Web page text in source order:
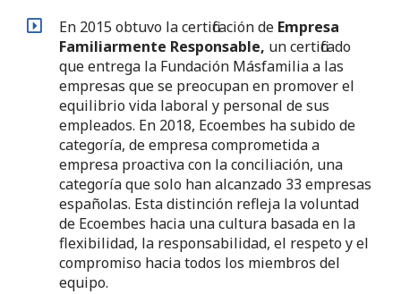
En 2015 obtuvo la certificación de Empresa
Familiarmente Responsable, un certificado
que entrega la Fundación Másfamilia a las
empresas que se preocupan en promover el
equilibrio vida laboral y personal de sus
empleados. En 2018, Ecoembes ha subido de
categoría, de empresa comprometida a
empresa proactiva con la conciliación, una
categoría que solo han alcanzado 33 empresas
españolas. Esta distinción refleja la voluntad
de Ecoembes hacia una cultura basada en la
flexibilidad, la responsabilidad, el respeto y el
compromiso hacia todos los miembros del
equipo.